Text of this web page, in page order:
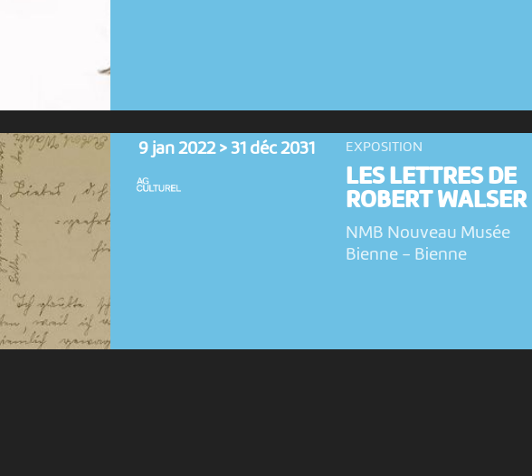
9 jan 2022 > 31 déc 2031 EXPOSITION
LES LETTRES DE
ROBERT WALSER
NMB Nouveau Musée
Bienne - Bienne